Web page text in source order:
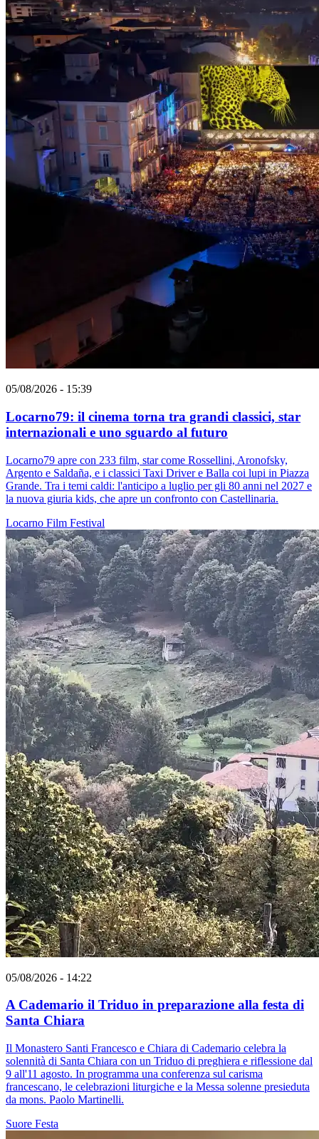
05/08/2026 - 15:39
Locarno79: il cinema torna tra grandi classici, star
internazionali e uno sguardo al futuro
Locarno79 apre con 233 film, star come Rossellini, Aronofsky,
Argento e Saldaña, e i classici Taxi Driver e Balla coi lupi in Piazza
Grande. Tra i temi caldi: l'anticipo a luglio per gli 80 anni nel 2027 e
la nuova giuria kids, che apre un confronto con Castellinaria.
Locarno Film Festival
05/08/2026 - 14:22
A Cademario il Triduo in preparazione alla festa di
Santa Chiara
Il Monastero Santi Francesco e Chiara di Cademario celebra la
solennità di Santa Chiara con un Triduo di preghiera e riflessione dal
9 all'11 agosto. In programma una conferenza sul carisma
francescano, le celebrazioni liturgiche e la Messa solenne presieduta
da mons. Paolo Martinelli.
Suore Festa